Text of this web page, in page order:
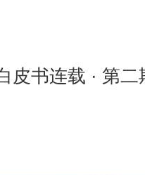
皮书连载 · 第